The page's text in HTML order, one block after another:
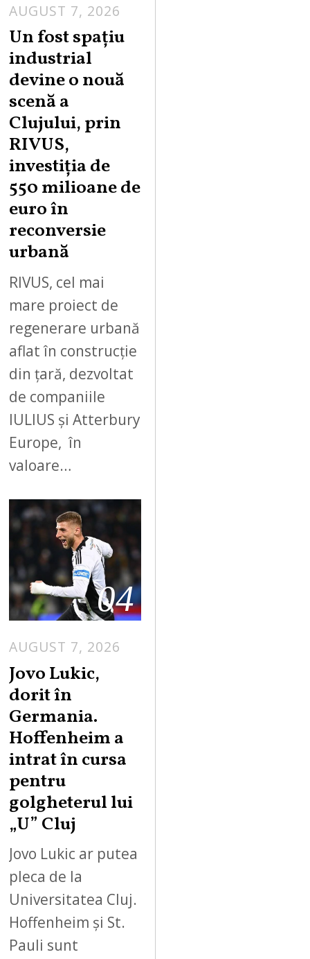
AUGUST 7, 2026
Un fost spațiu
industrial
devine o nouă
scenă a
Clujului, prin
RIVUS,
investiția de
550 milioane de
euro în
reconversie
urbană
RIVUS, cel mai
mare proiect de
regenerare urbană
aflat în construcție
din țară, dezvoltat
de companiile
IULIUS și Atterbury
Europe, în
valoare…
04
AUGUST 7, 2026
Jovo Lukic,
dorit în
Germania.
Hoffenheim a
intrat în cursa
pentru
golgheterul lui
„U” Cluj
Jovo Lukic ar putea
pleca de la
Universitatea Cluj.
Hoffenheim și St.
Pauli sunt